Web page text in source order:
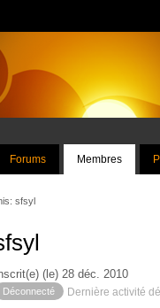
Forums Membres
sfsyl
(le) 28 déc. 2010
Déconnecté Dernière activité